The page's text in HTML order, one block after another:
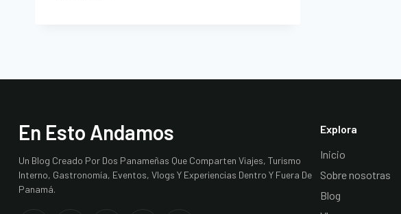
En Esto Andamos
Un Blog Creado Por Dos Panameñas Que Comparten Viajes, Turismo
Interno, Gastronomía, Eventos, Vlogs Y Experiencias Dentro Y Fuera De
Panamá.
Explora
Inicio
Sobre nosotras
Blog